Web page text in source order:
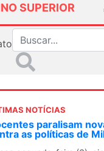
SUPERIOR
NOTÍCIAS
ANDES-SN convoca
Solidariedade
13 de agosto